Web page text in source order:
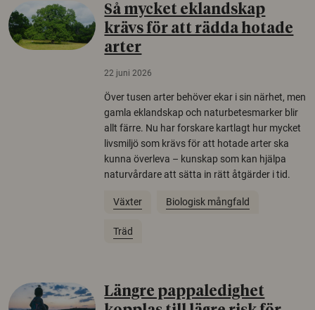
Så mycket eklandskap
krävs för att rädda hotade
arter
22 juni 2026
Över tusen arter behöver ekar i sin närhet, men
gamla eklandskap och naturbetesmarker blir
allt färre. Nu har forskare kartlagt hur mycket
livsmiljö som krävs för att hotade arter ska
kunna överleva – kunskap som kan hjälpa
naturvårdare att sätta in rätt åtgärder i tid.
Växter Biologisk mångfald
Träd
Längre pappaledighet